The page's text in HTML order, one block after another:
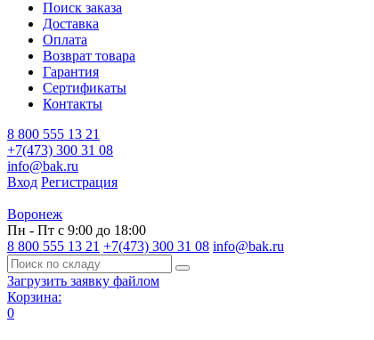
Поиск заказа
Доставка
Оплата
Возврат товара
Гарантия
Сертификаты
Контакты
8 800 555 13 21
+7(473) 300 31 08
info@bak.ru
Вход Регистрация
Воронеж
Пн - Пт с 9:00 до 18:00
8 800 555 13 21 +7(473) 300 31 08 info@bak.ru
Загрузить заявку файлом
Корзина:
0